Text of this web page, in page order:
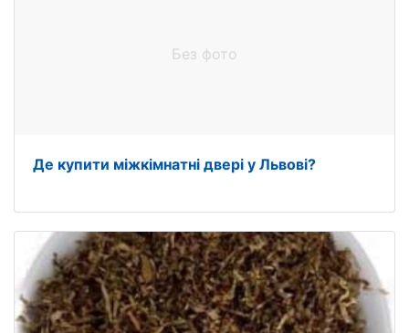
Без фото
Де купити міжкімнатні двері у Львові?